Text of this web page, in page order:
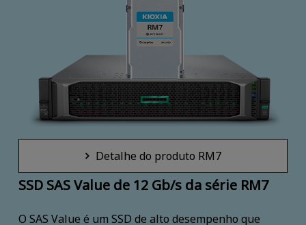
SSD SAS Value de 12 Gb/s da série RM7
O SAS Value é um SSD de alto desempenho que
Detalhe do produto RM7